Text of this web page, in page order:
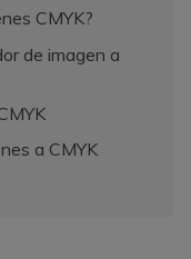
CMYK?
de imagen a
a CMYK